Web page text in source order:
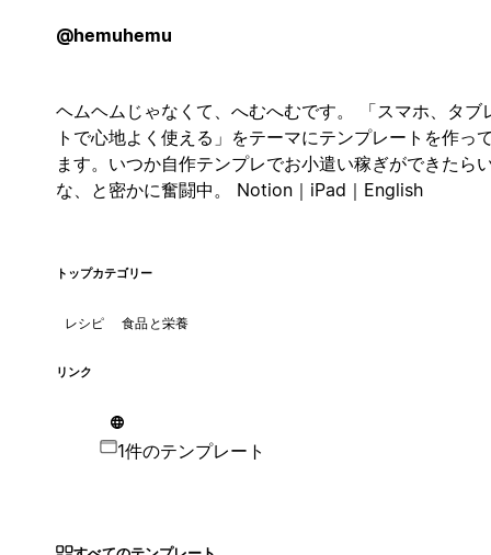
@hemuhemu
ヘムヘムじゃなくて、へむへむです。 「スマホ、タブ
トで心地よく使える」をテーマにテンプレートを作っ
ます。いつか自作テンプレでお小遣い稼ぎができたら
な、と密かに奮闘中。 Notion｜iPad｜English
トップカテゴリー
レシピ 食品と栄養
リンク
1件のテンプレート